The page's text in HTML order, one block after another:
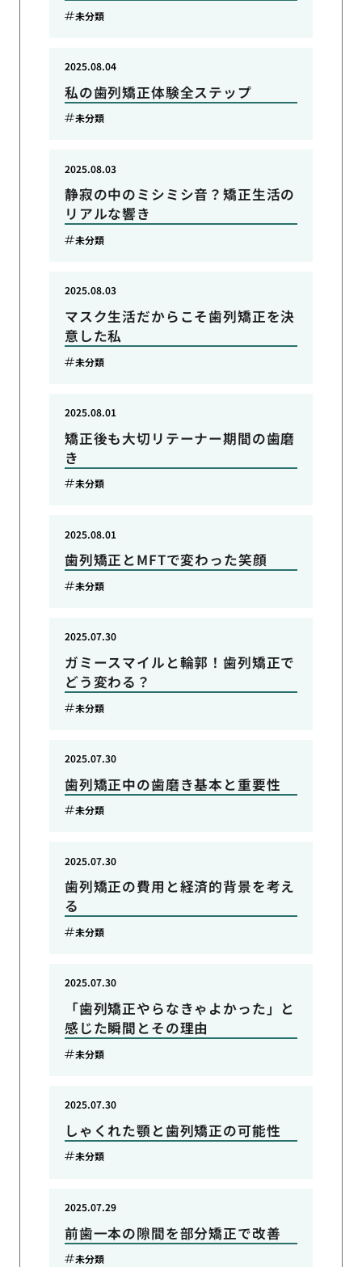
未分類
私の歯列矯正体験全ステップ
2025.08.04
未分類
静寂の中のミシミシ音？矯正生活の
リアルな響き
2025.08.03
未分類
マスク生活だからこそ歯列矯正を決
意した私
2025.08.03
未分類
矯正後も大切リテーナー期間の歯磨
き
2025.08.01
未分類
歯列矯正とMFTで変わった笑顔
2025.08.01
未分類
ガミースマイルと輪郭！歯列矯正で
どう変わる？
2025.07.30
未分類
歯列矯正中の歯磨き基本と重要性
2025.07.30
未分類
歯列矯正の費用と経済的背景を考え
る
2025.07.30
未分類
「歯列矯正やらなきゃよかった」と
感じた瞬間とその理由
2025.07.30
未分類
しゃくれた顎と歯列矯正の可能性
2025.07.30
未分類
前歯一本の隙間を部分矯正で改善
2025.07.29
未分類